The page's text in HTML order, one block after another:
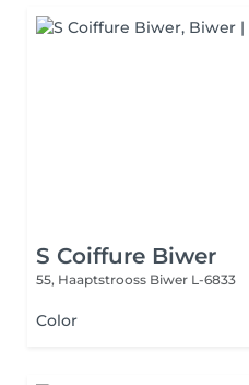
S Coiffure Biwer
55, Haaptstrooss Biwer L-6833
Color